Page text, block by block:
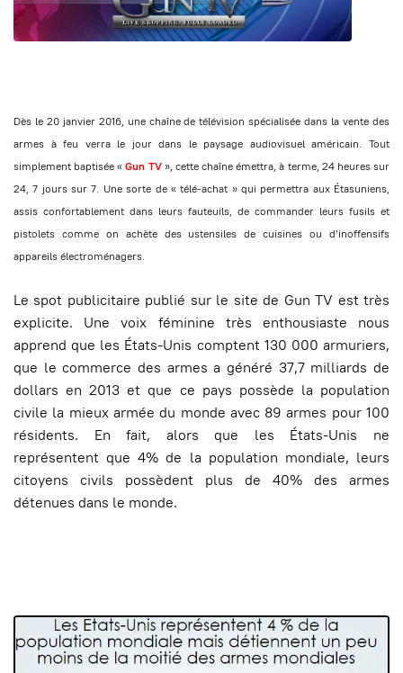
Dès le 20 janvier 2016, une chaîne de télévision spécialisée dans la vente des
armes à feu verra le jour dans le paysage audiovisuel américain. Tout
simplement baptisée « Gun TV», cette chaîne émettra, à terme, 24 heures sur
24, 7 jours sur 7. Une sorte de « télé-achat » qui permettra aux Étasuniens,
assis confortablement dans leurs fauteuils, de commander leurs fusils et
pistolets comme on achète des ustensiles de cuisines ou d’inoffensifs
appareils électroménagers.
Le spot publicitaire publié sur le site de Gun TV est très
explicite. Une voix féminine très enthousiaste nous
apprend que les États-Unis comptent 130 000 armuriers,
que le commerce des armes a généré 37,7 milliards de
dollars en 2013 et que ce pays possède la population
civile la mieux armée du monde avec 89 armes pour 100
résidents. En fait, alors que les États-Unis ne
représentent que 4% de la population mondiale, leurs
citoyens civils possèdent plus de 40% des armes
détenues dans le monde.